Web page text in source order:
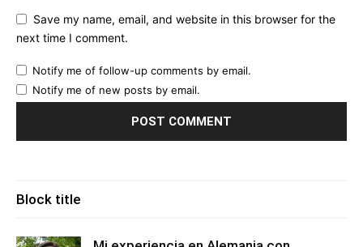
Save my name, email, and website in this browser for the
next time I comment.
Notify me of follow-up comments by email.
Notify me of new posts by email.
Block title